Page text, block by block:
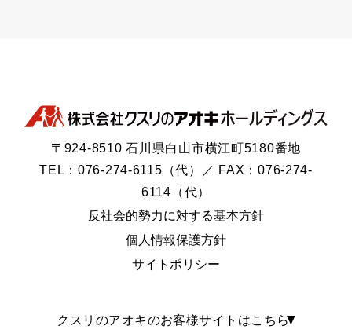
〒924-8510 石川県白山市横江町5180番地
TEL：076-274-6115（代）／ FAX：076-274-
6114（代）
反社会的勢力に対する基本方針
個人情報保護方針
サイトポリシー
クスリのアオキのお客様サイトはこちら